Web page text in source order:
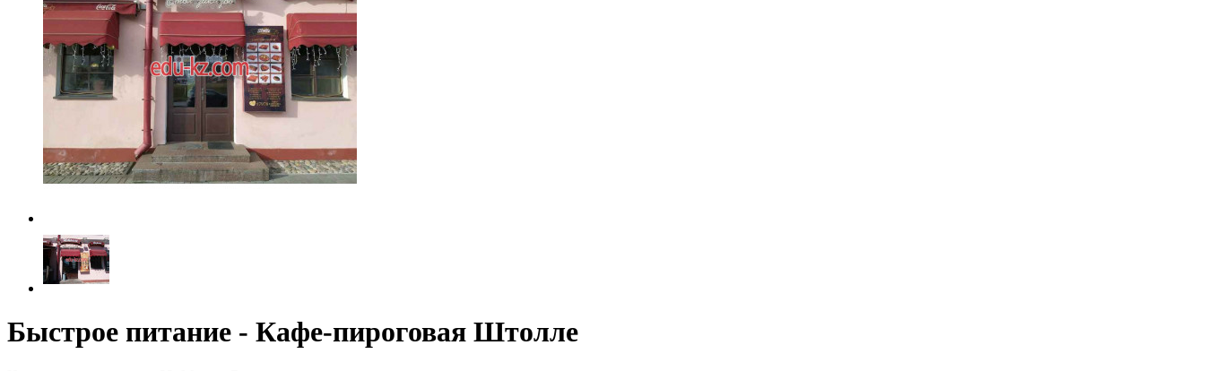
Быстрое питание - Кафе-пироговая Штолле